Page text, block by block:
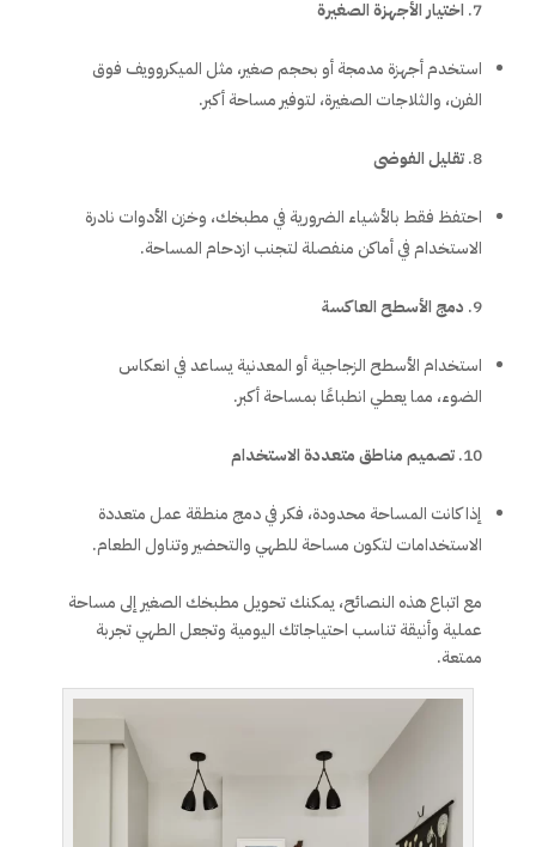
اختيار الأجهزة الصغيرة
استخدم أجهزة مدمجة أو بحجم صغير، مثل الميكروويف فوق
الفرن، والثلاجات الصغيرة، لتوفير مساحة أكبر.
تقليل الفوضى
احتفظ فقط بالأشياء الضرورية في مطبخك، وخزن الأدوات نادرة
الاستخدام في أماكن منفصلة لتجنب ازدحام المساحة.
دمج الأسطح العاكسة
استخدام الأسطح الزجاجية أو المعدنية يساعد في انعكاس
الضوء، مما يعطي انطباعًا بمساحة أكبر.
تصميم مناطق متعددة الاستخدام
إذا كانت المساحة محدودة، فكر في دمج منطقة عمل متعددة
الاستخدامات لتكون مساحة للطهي والتحضير وتناول الطعام.
مع اتباع هذه النصائح، يمكنك تحويل مطبخك الصغير إلى مساحة
عملية وأنيقة تناسب احتياجاتك اليومية وتجعل الطهي تجربة
ممتعة.